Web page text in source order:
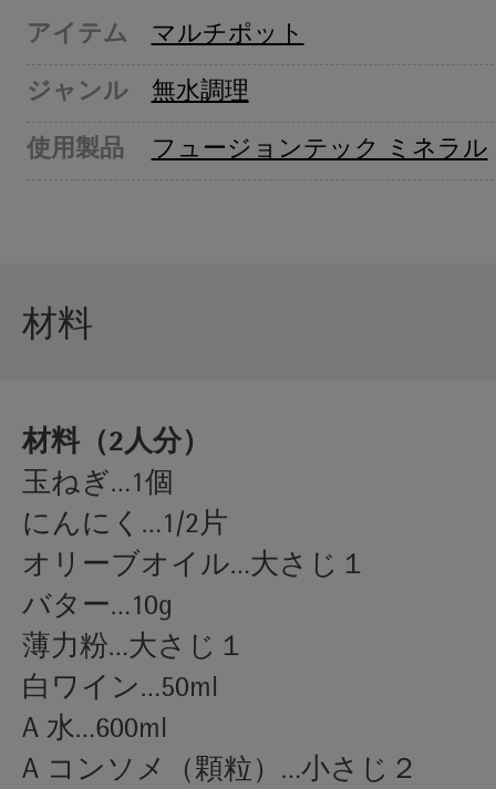
アイテム マルチポット
ジャンル 無水調理
使用製品 フュージョンテック ミネラル
材料
材料（2人分）
玉ねぎ…1個
にんにく…1/2片
オリーブオイル…大さじ１
バター…10g
薄力粉…大さじ１
白ワイン…50ml
A 水…600ml
A コンソメ（顆粒）…小さじ２